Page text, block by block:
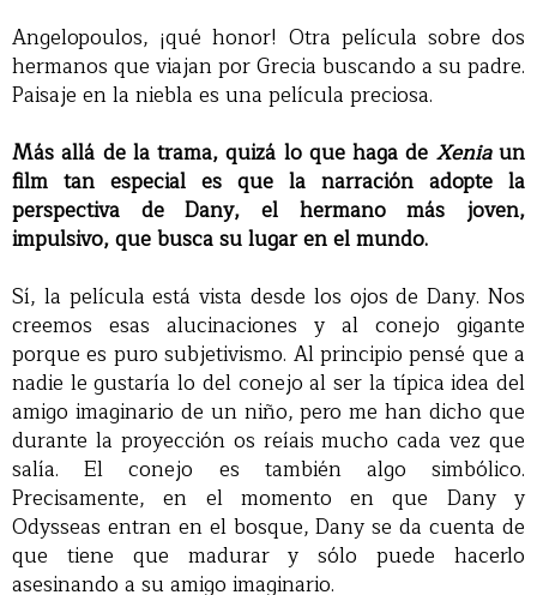
Angelopoulos, ¡qué honor! Otra película sobre dos
hermanos que viajan por Grecia buscando a su padre.
Paisaje en la niebla es una película preciosa.
Más allá de la trama, quizá lo que haga de Xeniaun
film tan especial es que la narración adopte la
perspectiva de Dany, el hermano más joven,
impulsivo, que busca su lugar en el mundo.
Sí, la película está vista desde los ojos de Dany. Nos
creemos esas alucinaciones y al conejo gigante
porque es puro subjetivismo. Al principio pensé que a
nadie le gustaría lo del conejo al ser la típica idea del
amigo imaginario de un niño, pero me han dicho que
durante la proyección os reíais mucho cada vez que
salía. El conejo es también algo simbólico.
Precisamente, en el momento en que Dany y
Odysseas entran en el bosque, Dany se da cuenta de
que tiene que madurar y sólo puede hacerlo
asesinando a su amigo imaginario.